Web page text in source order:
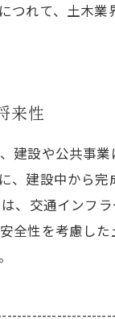
つれて、土木
来性
建設や公共事
、建設中から
、交通インフ
全性を考慮し